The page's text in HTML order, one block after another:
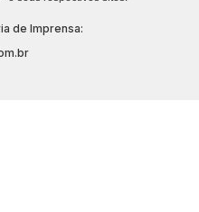
de Imprensa: